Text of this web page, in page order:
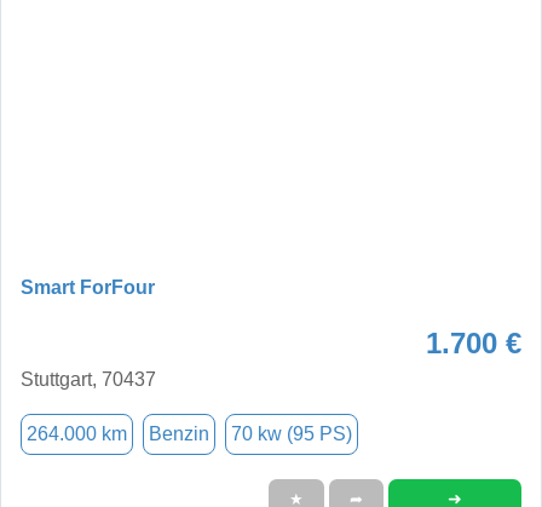
Smart ForFour
1.700 €
Stuttgart, 70437
264.000 km Benzin 70 kw (95 PS)
★ ➦ ➜